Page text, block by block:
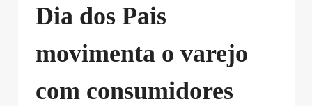
Dia dos Pais
movimenta o varejo
com consumidores